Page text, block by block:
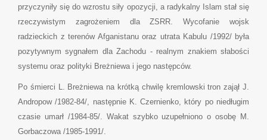
przyczyniły się do wzrostu siły opozycji, a radykalny Islam stał się
rzeczywistym zagrożeniem dla ZSRR. Wycofanie wojsk
radzieckich z terenów Afganistanu oraz utrata Kabulu /1992/ była
pozytywnym sygnałem dla Zachodu - realnym znakiem słabości
systemu oraz polityki Breżniewa i jego następców.
Po śmierci L. Breżniewa na krótką chwilę kremlowski tron zajął J.
Andropow /1982-84/, następnie K. Czernienko, który po niedługim
czasie umarł /1984-85/. Wakat szybko uzupełniono o osobę M.
Gorbaczowa /1985-1991/.